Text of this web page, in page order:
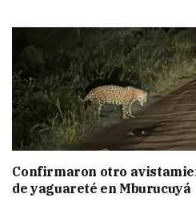
Confirmaron otro
de yaguareté en Mburucuyá